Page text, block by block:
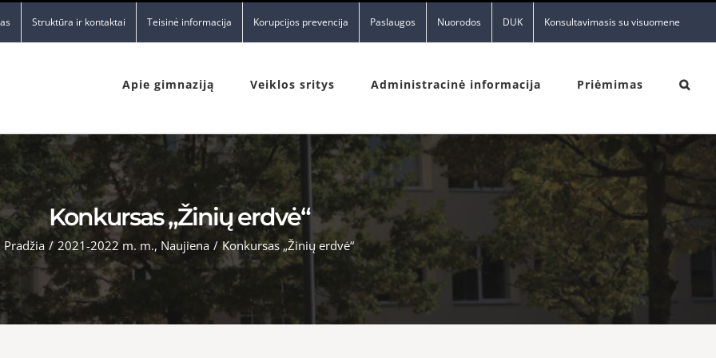
Struktūra ir kontaktai Teisinė informacija Korupcijos prevencija Paslaugos Nuorodos DUK Konsultavimasis su visuomene
Apie gimnaziją Veiklos sritys Administracinė informacija Priėmimas
Konkursas „Žinių erdvė“
Pradžia / 2021-2022 m. m., Naujiena / Konkursas „Žinių erdvė“